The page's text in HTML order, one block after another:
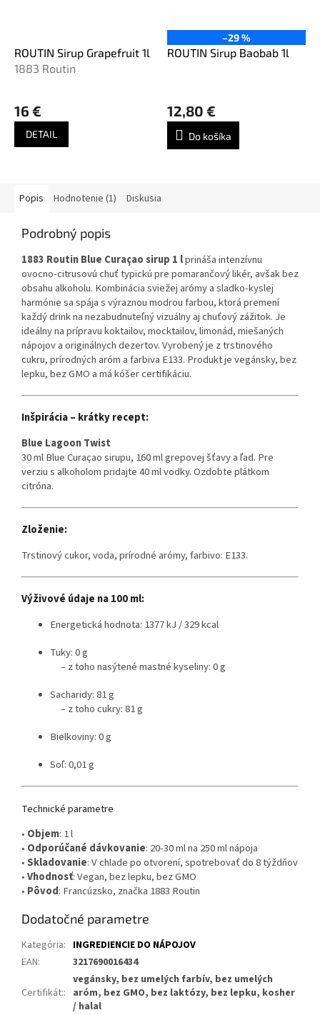
ROUTIN Sirup Grapefruit 1l
1883 Routin
16 €
DETAIL
–29 %
ROUTIN Sirup Baobab 1l
12,80 €
Do košíka
Popis Hodnotenie (1) Diskusia
Podrobný popis
1883 Routin Blue Curaçao sirup 1 lprináša intenzívnu
ovocno-citrusovú chuť typickú pre pomarančový likér, avšak bez
obsahu alkoholu. Kombinácia sviežej arómy a sladko-kyslej
harmónie sa spája s výraznou modrou farbou, ktorá premení
každý drink na nezabudnuteľný vizuálny aj chuťový zážitok. Je
ideálny na prípravu koktailov, mocktailov, limonád, miešaných
nápojov a originálnych dezertov. Vyrobený je z trstinového
cukru, prírodných aróm a farbiva E133. Produkt je vegánsky, bez
lepku, bez GMO a má kóšer certifikáciu.
Inšpirácia – krátky recept:
Blue Lagoon Twist
30 ml Blue Curaçao sirupu, 160 ml grepovej šťavy a ľad. Pre
verziu s alkoholom pridajte 40 ml vodky. Ozdobte plátkom
citróna.
Zloženie:
Trstinový cukor, voda, prírodné arómy, farbivo: E133.
Výživové údaje na 100 ml:
Energetická hodnota: 1377 kJ / 329 kcal
Tuky: 0 g
– z toho nasýtené mastné kyseliny: 0 g
Sacharidy: 81 g
– z toho cukry: 81 g
Bielkoviny: 0 g
Soľ: 0,01 g
Technické parametre
• Objem: 1 l
• Odporúčané dávkovanie: 20-30 ml na 250 ml nápoja
•Skladovanie: V chlade po otvorení, spotrebovať do 8 týždňov
•Vhodnosť: Vegan, bez lepku, bez GMO
• Pôvod: Francúzsko, značka 1883 Routin
Dodatočné parametre
Kategória: INGREDIENCIE DO NÁPOJOV
EAN: 3217690016434
Certifikát::
vegánsky, bez umelých farbív, bez umelých
aróm, bez GMO, bez laktózy, bez lepku, kosher
/ halal